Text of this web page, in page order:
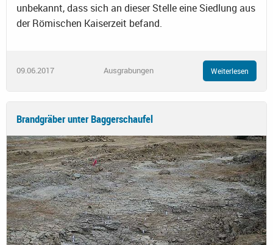
unbekannt, dass sich an dieser Stelle eine Siedlung aus
der Römischen Kaiserzeit befand.
09.06.2017 Ausgrabungen Weiterlesen
Brandgräber unter Baggerschaufel